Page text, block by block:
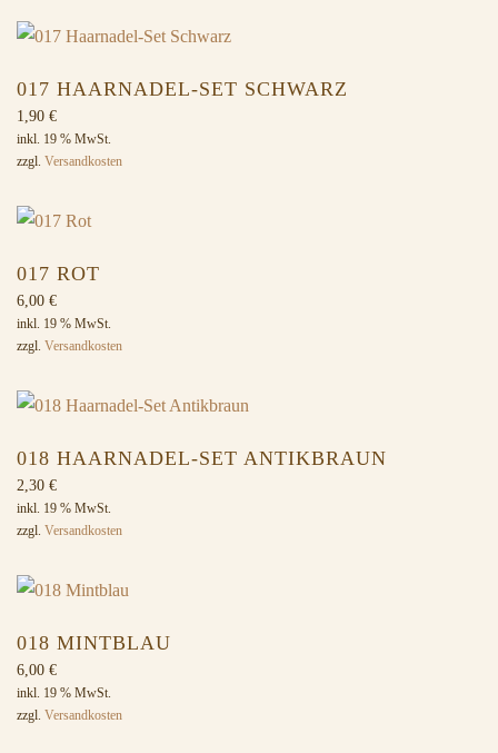
017 HAARNADEL-SET SCHWARZ
1,90 €
inkl. 19 % MwSt.
zzgl. Versandkosten
017 ROT
6,00 €
inkl. 19 % MwSt.
zzgl. Versandkosten
018 HAARNADEL-SET ANTIKBRAUN
2,30 €
inkl. 19 % MwSt.
zzgl. Versandkosten
018 MINTBLAU
6,00 €
inkl. 19 % MwSt.
zzgl. Versandkosten